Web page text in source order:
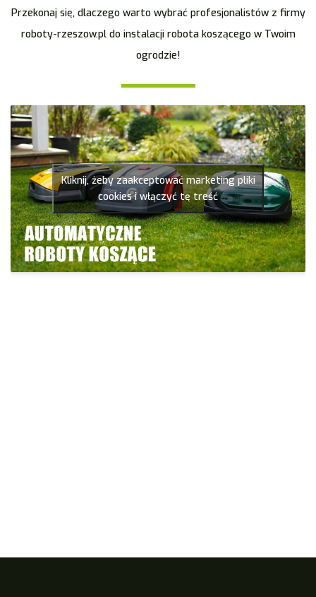
Przekonaj się, dlaczego warto wybrać profesjonalistów z firmy
roboty-rzeszow.pl do instalacji robota koszącego w Twoim
ogrodzie!
Kliknij, żeby zaakceptować marketing pliki
cookies i włączyć tę treść